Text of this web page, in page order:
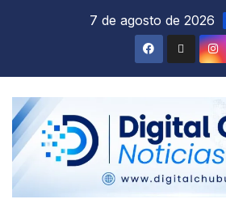
7 de agosto de 2026